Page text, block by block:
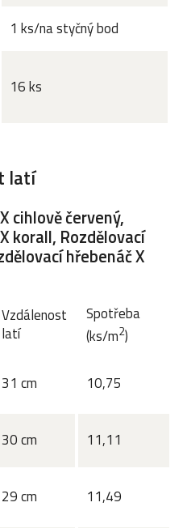
1 ks/na styčný bod
16 ks
latí
cihlově červený,
korall, Rozdělovací
hřebenáč X
Vzdálenost
latí
Spotřeba
(ks/m2)
31 cm 10,75
30 cm 11,11
29 cm 11,49